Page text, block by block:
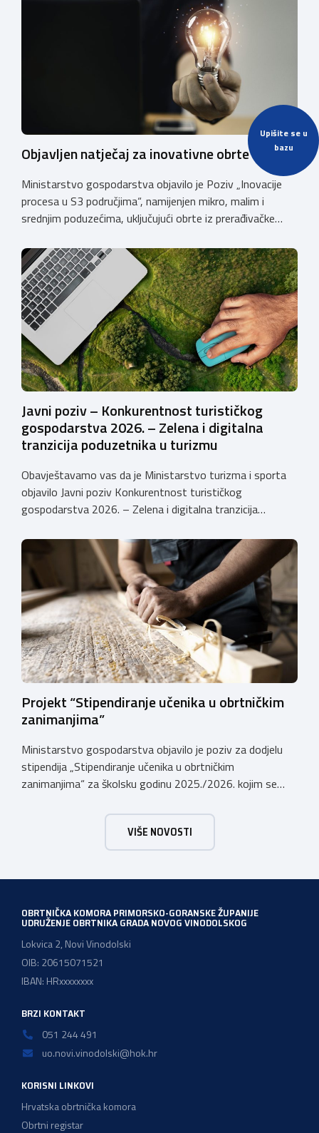
Upišite se u
bazu
Objavljen natječaj za inovativne obrte
Ministarstvo gospodarstva objavilo je Poziv „Inovacije
procesa u S3 područjima“, namijenjen mikro, malim i
srednjim poduzećima, uključujući obrte iz prerađivačke
uspješnije plasirati na tržište kroz modernizaciju poslovnih
procesa. Poziv se provodi u okviru PKK 2021. – 2027. Cilj
Poziva je potaknuti uvođenje inovacija procesa i
organizacije poslovanja koje […]
Javni poziv – Konkurentnost turističkog
gospodarstva 2026. – Zelena i digitalna
tranzicija poduzetnika u turizmu
Obavještavamo vas da je Ministarstvo turizma i sporta
objavilo Javni poziv Konkurentnost turističkog
gospodarstva 2026. – Zelena i digitalna tranzicija
male vrijednosti u ukupnom iznosu od 3.403.640,00 €.
Program je namijenjen subjektima malog gospodarstva
registriranim za ugostiteljske i/ili turističke djelatnosti,
obiteljskim poljoprivrednim
gospodarstvima/poljoprivrednicima koja su registrirana
za pružanje […]
Projekt “Stipendiranje učenika u obrtničkim
zanimanjima”
Ministarstvo gospodarstva objavilo je poziv za dodjelu
stipendija „Stipendiranje učenika u obrtničkim
zanimanjima“ za školsku godinu 2025./2026. kojim se
2025./2026. obrazuju temeljem programa/kurikula u
trogodišnjem trajanju za stjecanje deficitarnih obrtničkih
zanimanja, sukladno Preporukama za obrazovnu upisnu
VIŠE NOVOSTI
OBRTNIČKA KOMORA PRIMORSKO-GORANSKE ŽUPANIJE
UDRUŽENJE OBRTNIKA GRADA NOVOG VINODOLSKOG
Lokvica 2, Novi Vinodolski
OIB: 20615071521
IBAN: HRxxxxxxxx
BRZI KONTAKT
051 244 491
uo.novi.vinodolski@hok.hr
KORISNI LINKOVI
Hrvatska obrtnička komora
Obrtni registar